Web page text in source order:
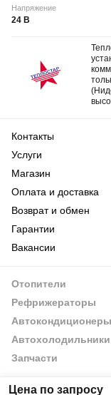
Цена по запросу
Напряжение
24 В
Отопители
Рефрижераторы
Автокондиционеры
Автохолодильники
Запчасти
Контакты
Услуги
Магазин
Оплата и доставка
Возврат и обмен
Гарантии
Вакансии